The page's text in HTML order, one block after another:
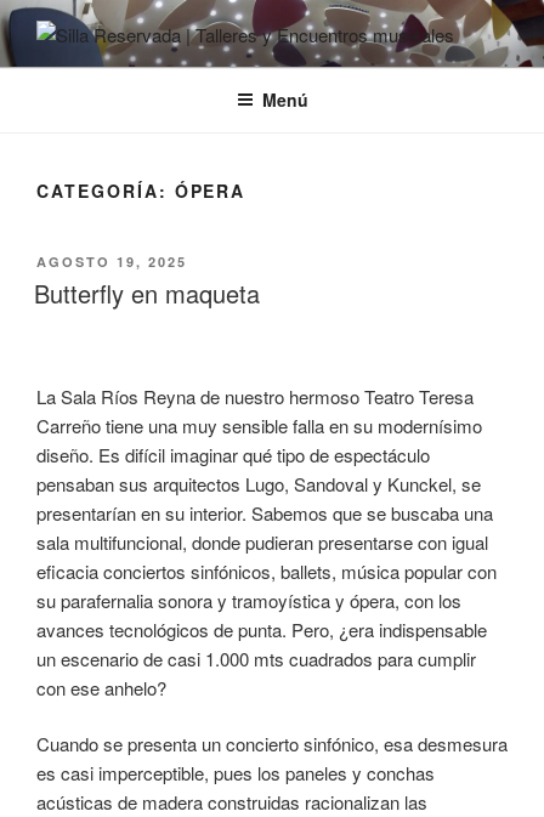
Ir
al
contenidoSILLA RESERVADA | TALLERES
Y ENCUENTROS MUSICALES
Cursos y encuentros musicales
Menú
CATEGORÍA: ÓPERA
PUBLICADO
EL
AGOSTO 19, 2025
Butterfly en maqueta
La Sala Ríos Reyna de nuestro hermoso Teatro Teresa
Carreño tiene una muy sensible falla en su modernísimo
diseño. Es difícil imaginar qué tipo de espectáculo
pensaban sus arquitectos Lugo, Sandoval y Kunckel, se
presentarían en su interior. Sabemos que se buscaba una
sala multifuncional, donde pudieran presentarse con igual
eficacia conciertos sinfónicos, ballets, música popular con
su parafernalia sonora y tramoyística y ópera, con los
avances tecnológicos de punta. Pero, ¿era indispensable
un escenario de casi 1.000 mts cuadrados para cumplir
con ese anhelo?
Cuando se presenta un concierto sinfónico, esa desmesura
es casi imperceptible, pues los paneles y conchas
acústicas de madera construidas racionalizan las